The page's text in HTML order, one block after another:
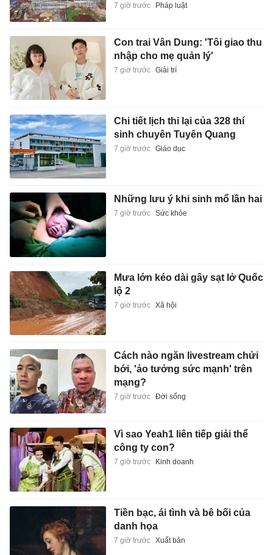
7 giờ trước Pháp luật
Con trai Vân Dung: 'Tôi giao thu
nhập cho mẹ quản lý'
7 giờ trước Giải trí
Chi tiết lịch thi lại của 328 thí
sinh chuyên Tuyên Quang
7 giờ trước Giáo dục
Những lưu ý khi sinh mổ lần hai
7 giờ trước Sức khỏe
Mưa lớn kéo dài gây sạt lở Quốc
lộ 2
7 giờ trước Xã hội
Cách nào ngăn livestream chửi
bới, 'ảo tưởng sức mạnh' trên
mạng?
7 giờ trước Đời sống
Vì sao Yeah1 liên tiếp giải thể
công ty con?
7 giờ trước Kinh doanh
Tiền bạc, ái tình và bê bối của
danh họa
7 giờ trước Xuất bản